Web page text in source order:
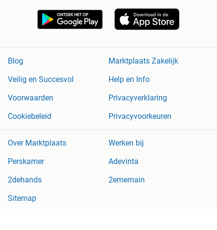
Blog
Marktplaats Zakelijk
Veilig en Succesvol
Help en Info
Voorwaarden
Privacyverklaring
Cookiebeleid
Privacyvoorkeuren
Over Marktplaats
Werken bij
Perskamer
Adevinta
2dehands
2ememain
Sitemap